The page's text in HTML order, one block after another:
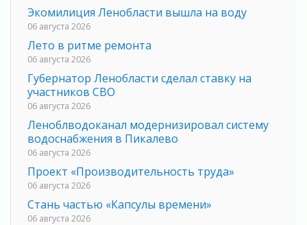
Экомилиция Ленобласти вышла на воду
06 августа 2026
Лето в ритме ремонта
06 августа 2026
Губернатор Ленобласти сделал ставку на
участников СВО
06 августа 2026
Леноблводоканал модернизировал систему
водоснабжения в Пикалево
06 августа 2026
Проект «Производительность труда»
06 августа 2026
Стань частью «Капсулы времени»
06 августа 2026